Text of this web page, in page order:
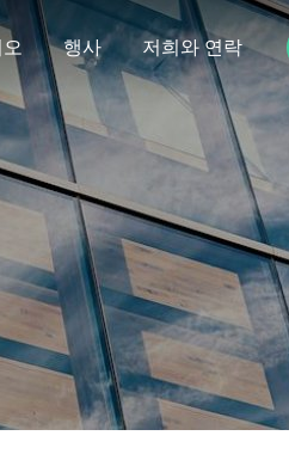
행사 저희와 연락